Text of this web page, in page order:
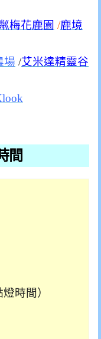
梅花鹿園 /鹿境
場 /艾米達精靈谷
間
時間）